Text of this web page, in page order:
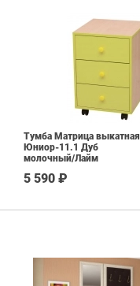
Тумба Матрица выкатная
Юниор-11.1 Дуб
молочный/Лайм
5 590 ₽